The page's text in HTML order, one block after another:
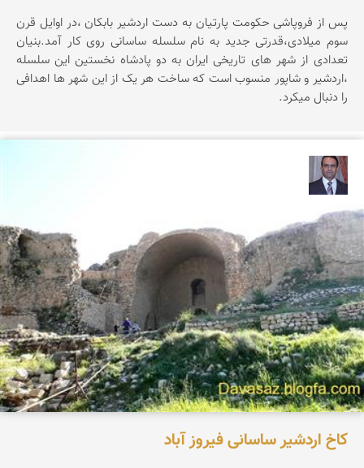
پس از فروپاشی حکومت پارتیان به دست اردشیر بابکان ،در اوایل قرن
سوم میلادی،قدرتی جدید به نام سلسله ساسانی روی کار آمد.بنیان
تعدادی از شهر های تاریخی ایران به دو پادشاه نخستین این سلسله
،اردشیر و شاپور منسوب است که ساخت هر یک از این شهر ها اهدافی
را دنبال میکرد.
كاخ اردشیر ساسانی فیروز آباد